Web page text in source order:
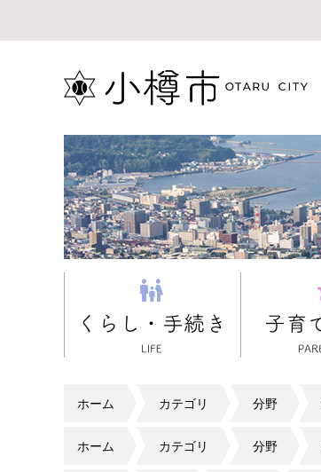
ホーム カテゴリ 分野
ホーム カテゴリ 分野